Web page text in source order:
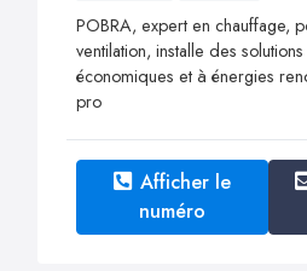
POBRA, expert en chauffage,
ventilation, installe des
économiques et à énergies
pro
Afficher le
numéro